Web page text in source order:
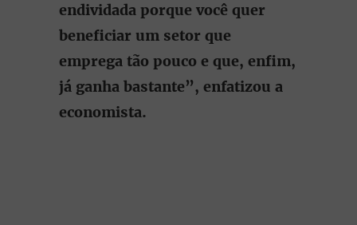
endividada porque você quer
beneficiar um setor que
emprega tão pouco e que, enfim,
já ganha bastante”, enfatizou a
economista.